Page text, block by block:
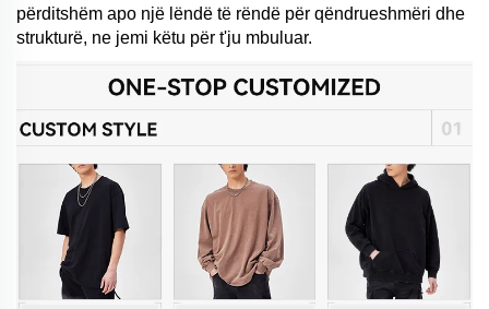
përditshëm apo një lëndë të rëndë për qëndrueshmëri dhe
strukturë, ne jemi këtu për t'ju mbuluar.